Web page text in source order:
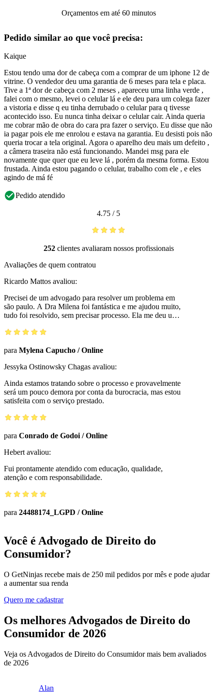
Orçamentos em até 60 minutos
Pedido similar ao que você precisa:
Kaique
Estou tendo uma dor de cabeça com a comprar de um iphone 12 de
vitrine. O vendedor deu uma garantia de 6 meses para tela e placa.
Tive a 1ª dor de cabeça com 2 meses , apareceu uma linha verde ,
falei com o mesmo, levei o celular lá e ele deu para um colega fazer
a vistoria e disse q eu tinha derrubado o celular para q tivesse
acontecido isso. Eu nunca tinha deixar o celular cair. Ainda queria
me cobrar mão de obra do cara pra fazer o serviço. Eu disse que não
ia pagar pois ele me enrolou e estava na garantia. Eu desisti pois não
queria trocar a tela original. Agora o aparelho deu mais um defeito ,
a câmera traseira não está funcionando. Mandei msg para ele
novamente que quer que eu leve lá , porém da mesma forma. Estou
frustada. Ainda estou pagando o celular, trabalho com ele , e eles
agindo de má fé
Pedido atendido
4.75 / 5
252clientes avaliaram nossos profissionais
Avaliações de quem contratou
Ricardo Mattos avaliou:
Precisei de um advogado para resolver um problema em
são paulo. A Dra Milena foi fantástica e me ajudou muito,
tudo foi resolvido, sem precisar processo. Ela me deu um
para Mylena Capucho /Online
Jessyka Ostinowsky Chagas avaliou:
Ainda estamos tratando sobre o processo e provavelmente
será um pouco demora por conta da burocracia, mas estou
satisfeita com o serviço prestado.
para Conrado de Godoi /Online
Hebert avaliou:
Fui prontamente atendido com educação, qualidade,
atenção e com responsabilidade.
para 24488174_LGPD /Online
Você é Advogado de Direito do
Consumidor?
O GetNinjas recebe mais de 250 mil pedidos por mês e pode ajudar
a aumentar sua renda
Quero me cadastrar
Os melhores Advogados de Direito do
Consumidor de 2026
Veja os Advogados de Direito do Consumidor mais bem avaliados
de 2026
Alan